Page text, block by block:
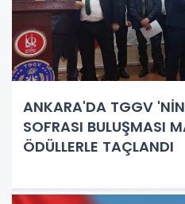
ANKARA'DA TGGV 'NİN BÜYÜK İFTAR
SOFRASI BULUŞMASI MAZBATA TÖRENİ VE
ÖDÜLLERLE TAÇLANDI